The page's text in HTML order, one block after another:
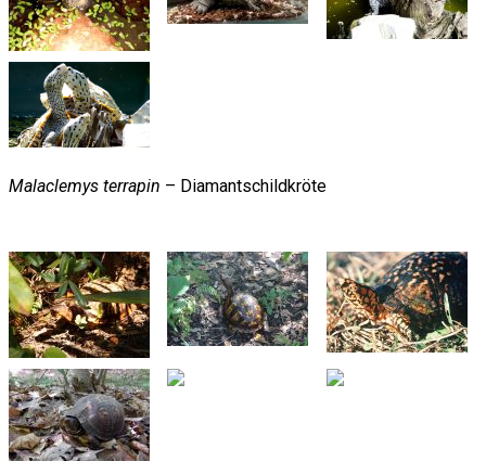
Malaclemys terrapin – Diamantschildkröte